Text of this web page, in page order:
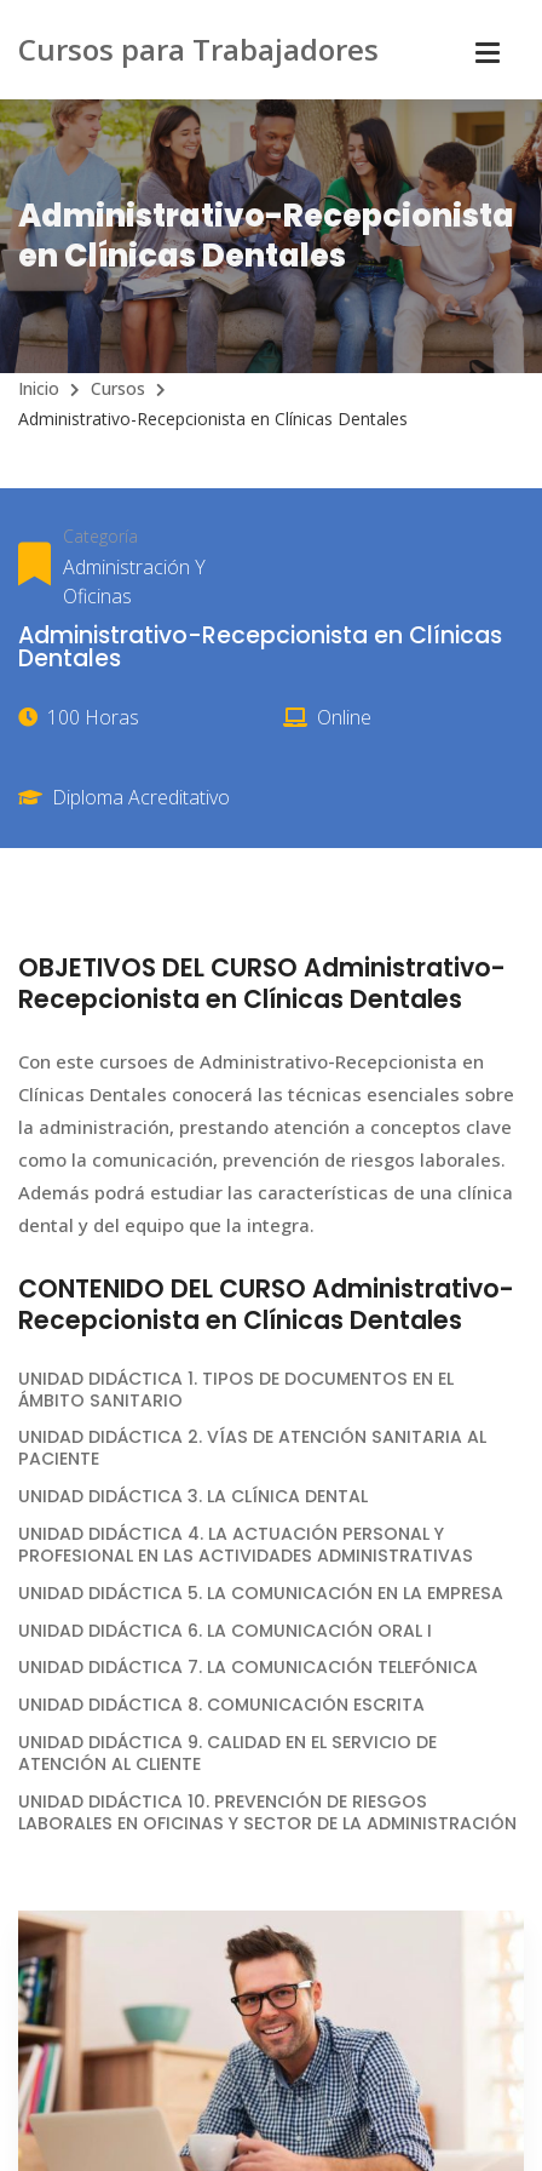
Cursos para Trabajadores
Administrativo-Recepcionista
en Clínicas Dentales
Inicio
Cursos
Administrativo-Recepcionista en Clínicas Dentales
Categoría
Administración Y
Oficinas
Administrativo-Recepcionista en Clínicas
Dentales
100 Horas Online
Diploma Acreditativo
OBJETIVOS DEL CURSO Administrativo-
Recepcionista en Clínicas Dentales
Con este cursoes de Administrativo-Recepcionista en
Clínicas Dentales conocerá las técnicas esenciales sobre
la administración, prestando atención a conceptos clave
como la comunicación, prevención de riesgos laborales.
Además podrá estudiar las características de una clínica
dental y del equipo que la integra.
CONTENIDO DEL CURSO Administrativo-
Recepcionista en Clínicas Dentales
UNIDAD DIDÁCTICA 1. TIPOS DE DOCUMENTOS EN EL
ÁMBITO SANITARIO
UNIDAD DIDÁCTICA 2. VÍAS DE ATENCIÓN SANITARIA AL
PACIENTE
UNIDAD DIDÁCTICA 3. LA CLÍNICA DENTAL
UNIDAD DIDÁCTICA 4. LA ACTUACIÓN PERSONAL Y
PROFESIONAL EN LAS ACTIVIDADES ADMINISTRATIVAS
UNIDAD DIDÁCTICA 5. LA COMUNICACIÓN EN LA EMPRESA
UNIDAD DIDÁCTICA 6. LA COMUNICACIÓN ORAL I
UNIDAD DIDÁCTICA 7. LA COMUNICACIÓN TELEFÓNICA
UNIDAD DIDÁCTICA 8. COMUNICACIÓN ESCRITA
UNIDAD DIDÁCTICA 9. CALIDAD EN EL SERVICIO DE
ATENCIÓN AL CLIENTE
UNIDAD DIDÁCTICA 10. PREVENCIÓN DE RIESGOS
LABORALES EN OFICINAS Y SECTOR DE LA ADMINISTRACIÓN